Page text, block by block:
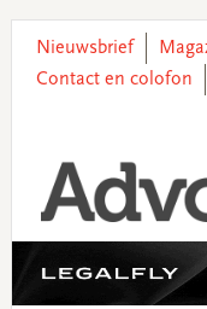
primary
main
primary
footer
Nieuwsbrief
Contact en colofon